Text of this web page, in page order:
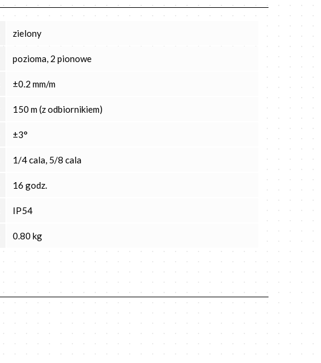
zielony
pozioma, 2 pionowe
±0.2 mm/m
150 m (z odbiornikiem)
±3°
1/4 cala, 5/8 cala
16 godz.
IP54
0.80 kg